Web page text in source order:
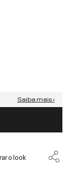
Saiba mais ›
o look